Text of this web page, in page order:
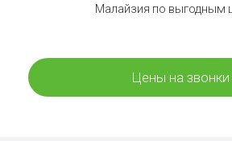
Малайзия по выгодным
Цены на звонки